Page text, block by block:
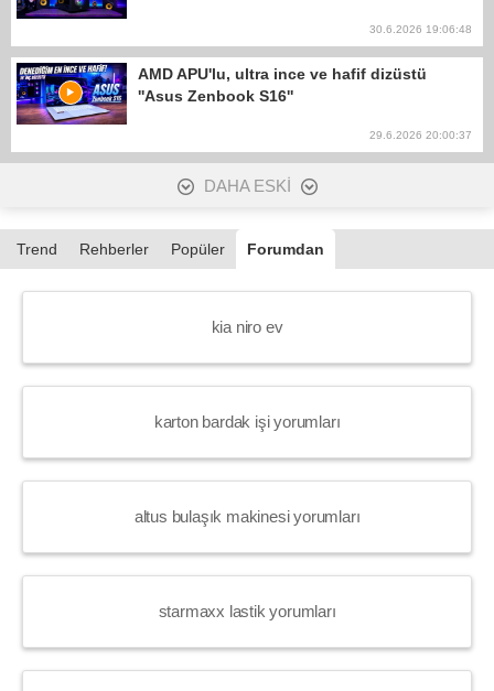
30.6.2026 19:06:48
AMD APU'lu, ultra ince ve hafif dizüstü
''Asus Zenbook S16''
29.6.2026 20:00:37
DAHA ESKİ
Trend Rehberler Popüler Forumdan
kia niro ev
karton bardak işi yorumları
altus bulaşık makinesi yorumları
starmaxx lastik yorumları